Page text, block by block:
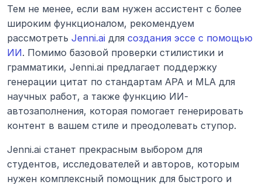
Тем не менее, если вам нужен ассистент с более
широким функционалом, рекомендуем
рассмотреть Jenni.ai для создания эссе с помощью
ИИ. Помимо базовой проверки стилистики и
грамматики, Jenni.ai предлагает поддержку
генерации цитат по стандартам APA и MLA для
научных работ, а также функцию ИИ-
автозаполнения, которая помогает генерировать
контент в вашем стиле и преодолевать ступор.
Jenni.ai станет прекрасным выбором для
студентов, исследователей и авторов, которым
нужен комплексный помощник для быстрого и